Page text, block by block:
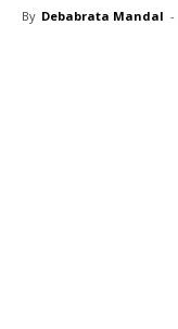
By Debabrata Mandal -